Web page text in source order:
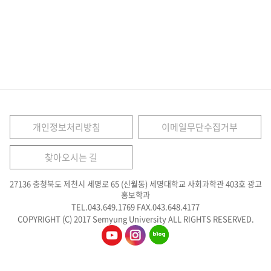
개인정보처리방침 이메일무단수집거부
찾아오시는 길
27136 충청북도 제천시 세명로 65 (신월동) 세명대학교 사회과학관 403호 광고
홍보학과
TEL.043.649.1769 FAX.043.648.4177
COPYRIGHT (C) 2017 Semyung University ALL RIGHTS RESERVED.